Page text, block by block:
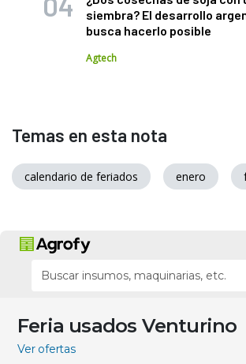
siembra? El desarrollo
busca hacerlo posible
Agtech
Temas en esta nota
calendario de feriados enero
Feria usados Venturino
Ver ofertas